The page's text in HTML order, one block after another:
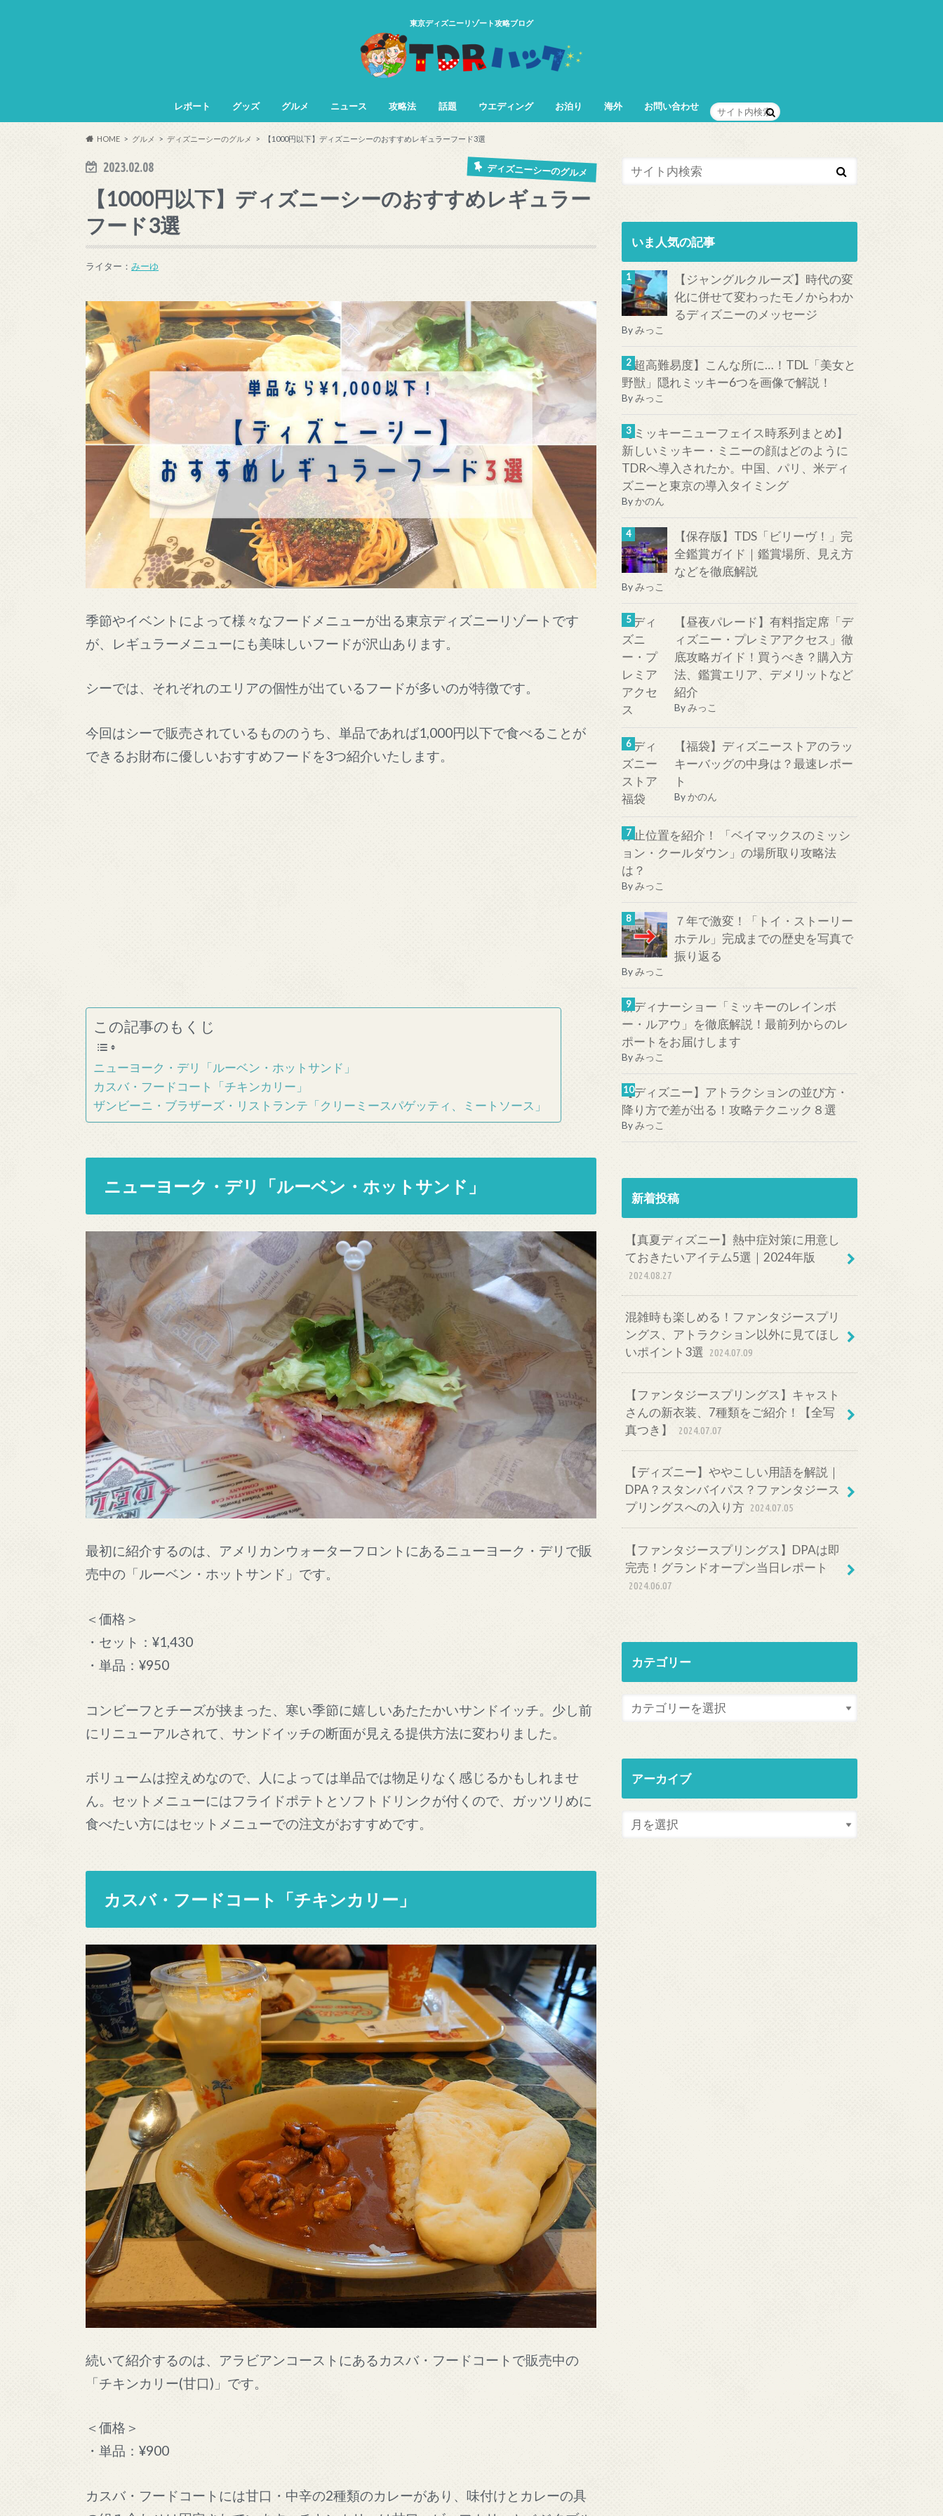
東京ディズニーリゾート攻略ブログ
レポート グッズ グルメ ニュース 攻略法 話題 ウエディング お泊り 海外 お問い合わせ
HOME グルメ ディズニーシーのグルメ 【1000円以下】ディズニーシーのおすすめレギュラーフード3選
2023.02.08 ディズニーシーのグルメ
【1000円以下】ディズニーシーのおすすめレギュラー
フード3選
ライター： みーゆ
季節やイベントによって様々なフードメニューが出る東京ディズニーリゾートです
が、レギュラーメニューにも美味しいフードが沢山あります。
シーでは、それぞれのエリアの個性が出ているフードが多いのが特徴です。
今回はシーで販売されているもののうち、単品であれば1,000円以下で食べることが
できるお財布に優しいおすすめフードを3つ紹介いたします。
この記事のもくじ
ニューヨーク・デリ「ルーベン・ホットサンド」
カスバ・フードコート「チキンカリー」
ザンビーニ・ブラザーズ・リストランテ「クリーミースパゲッティ、ミートソース」
ニューヨーク・デリ「ルーベン・ホットサンド」
最初に紹介するのは、アメリカンウォーターフロントにあるニューヨーク・デリで販
売中の「ルーベン・ホットサンド」です。
＜価格＞
・セット：¥1,430
・単品：¥950
コンビーフとチーズが挟まった、寒い季節に嬉しいあたたかいサンドイッチ。少し前
にリニューアルされて、サンドイッチの断面が見える提供方法に変わりました。
ボリュームは控えめなので、人によっては単品では物足りなく感じるかもしれませ
ん。セットメニューにはフライドポテトとソフトドリンクが付くので、ガッツリめに
食べたい方にはセットメニューでの注文がおすすめです。
カスバ・フードコート「チキンカリー」
続いて紹介するのは、アラビアンコーストにあるカスバ・フードコートで販売中の
「チキンカリー(甘口)」です。
＜価格＞
・単品：¥900
カスバ・フードコートには甘口・中辛の2種類のカレーがあり、味付けとカレーの具
いま人気の記事
【ジャングルクルーズ】時代の変
化に併せて変わったモノからわか
るディズニーのメッセージ
Byみっこ
【超高難易度】こんな所に…！TDL「美女と
野獣」隠れミッキー6つを画像で解説！
Byみっこ
【ミッキーニューフェイス時系列まとめ】
新しいミッキー・ミニーの顔はどのように
TDRへ導入されたか。中国、パリ、米ディ
ズニーと東京の導入タイミング
Byかのん
【保存版】TDS「ビリーヴ！」完
全鑑賞ガイド｜鑑賞場所、見え方
などを徹底解説
Byみっこ
【昼夜パレード】有料指定席「デ
ィズニー・プレミアアクセス」徹
底攻略ガイド！買うべき？購入方
法、鑑賞エリア、デメリットなど
紹介
Byみっこ
【福袋】ディズニーストアのラッ
キーバッグの中身は？最速レポー
ト
Byかのん
停止位置を紹介！ 「ベイマックスのミッシ
ョン・クールダウン」の場所取り攻略法
は？
Byみっこ
７年で激変！「トイ・ストーリー
ホテル」完成までの歴史を写真で
振り返る
Byみっこ
新ディナーショー「ミッキーのレインボ
ー・ルアウ」を徹底解説！最前列からのレ
ポートをお届けします
Byみっこ
【ディズニー】アトラクションの並び方・
降り方で差が出る！攻略テクニック８選
Byみっこ
新着投稿
【真夏ディズニー】熱中症対策に用意し
ておきたいアイテム5選｜2024年版
2024.08.27
混雑時も楽しめる！ファンタジースプリ
ングス、アトラクション以外に見てほし
いポイント3選
2024.07.09
【ファンタジースプリングス】キャスト
さんの新衣装、7種類をご紹介！【全写
真つき】
2024.07.07
【ディズニー】ややこしい用語を解説｜
DPA？スタンバイパス？ファンタジース
プリングスへの入り方 2024.07.05
【ファンタジースプリングス】DPAは即
完売！グランドオープン当日レポート
2024.06.07
カテゴリー
アーカイブ